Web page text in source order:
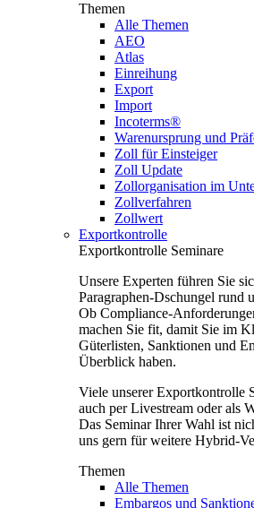
Themen
Alle Themen
AEO
Atlas
Einreihung
Export
Import
Incoterms®
Warenursprung und
Zoll für Einsteiger
Zoll Update
Zollorganisation im
Zollverfahren
Zollwert
Exportkontrolle
Exportkontrolle Seminare
Unsere Experten führen Sie
Paragraphen-Dschungel rund
Ob Compliance-
machen Sie fit, damit Sie im
Güterlisten, Sanktionen und
Überblick haben.
Viele unserer Exportkontrolle
auch per Livestream oder als
Das Seminar Ihrer Wahl ist
uns gern für weitere Hybrid-
Themen
Alle Themen
Embargos und